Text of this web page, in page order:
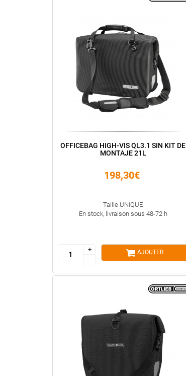
OFFICEBAG HIGH-VIS QL3.1 SIN KIT DE
MONTAJE 21L
198,30€
Taille UNIQUE
En stock, livraison sous 48-72 h
+
-
+
-
AJOUTER